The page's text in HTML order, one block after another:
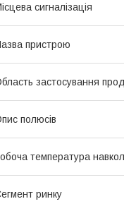
сигналізація
пристрою
застосування
полюсів
температура
ринку